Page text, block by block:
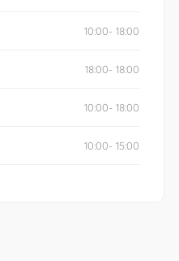
10:00- 18:00
18:00- 18:00
10:00- 18:00
10:00- 15:00